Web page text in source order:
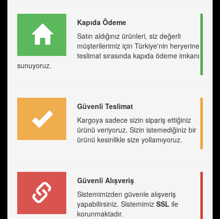
Kapıda Ödeme
Satın aldığınız ürünleri, siz değerli
müşterilerimiz için Türkiye'nin heryerine
teslimat sırasında kapıda ödeme imkanı
sunuyoruz.
Güvenli Teslimat
Kargoya sadece sizin sipariş ettiğiniz
ürünü veriyoruz. Sizin istemediğiniz bir
ürünü kesinlikle size yollamıyoruz.
Güvenli Alışveriş
Sistemimizden güvenle alışveriş
yapabilirsiniz. Sistemimiz SSL ile
korunmaktadır.